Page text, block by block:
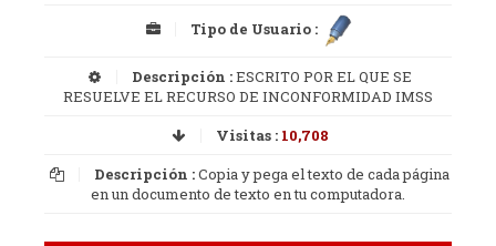
Tipo de Usuario :
Descripción :ESCRITO POR EL QUE SE
RESUELVE EL RECURSO DE INCONFORMIDAD IMSS
Visitas : 10,708
Descripción :Copia y pega el texto de cada página
en un documento de texto en tu computadora.